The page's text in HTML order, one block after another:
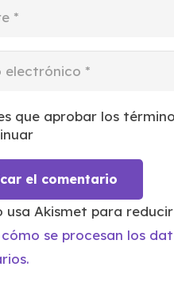
que aprobar los
el comentario
usa Akismet para
se procesan los